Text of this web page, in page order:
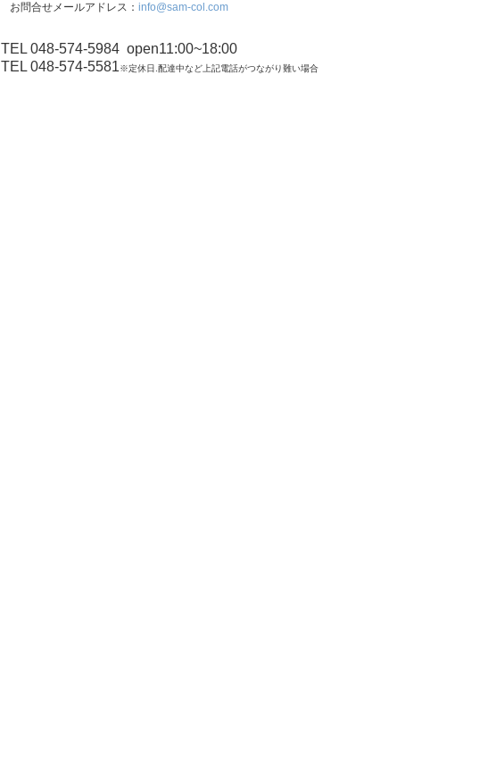
お問合せメールアドレス： info@sam-col.com
TEL 048-574-5984 open11:00~18:00
TEL 048-574-5581※定休日.配達中など上記電話がつながり難い場合